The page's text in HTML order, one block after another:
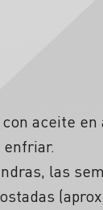
aceite en
las